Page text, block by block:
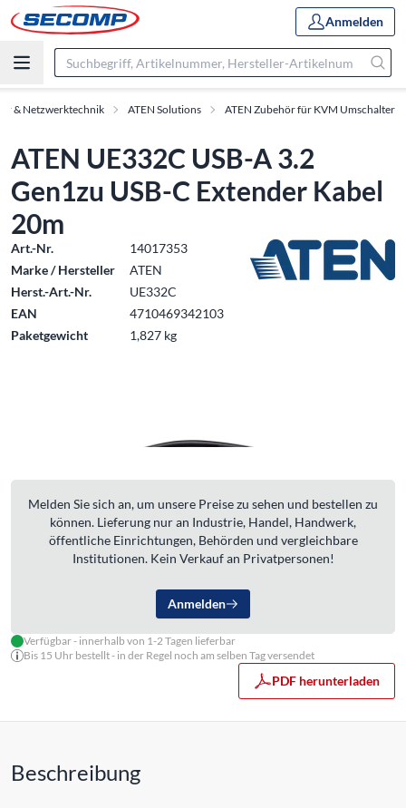
Anmelden
& Netzwerktechnik ATEN Solutions ATEN Zubehör für KVM Umschalter
ATEN UE332C USB-A 3.2
Gen1zu USB-C Extender Kabel
20m
Art.-Nr.
14017353
Marke / Hersteller
ATEN
Herst.-Art.-Nr.
UE332C
EAN
4710469342103
Paketgewicht
1,827 kg
Melden Sie sich an, um unsere Preise zu sehen und bestellen zu
können. Lieferung nur an Industrie, Handel, Handwerk,
öffentliche Einrichtungen, Behörden und vergleichbare
Institutionen. Kein Verkauf an Privatpersonen!
Anmelden
Verfügbar - innerhalb von 1-2 Tagen lieferbar
Bis 15 Uhr bestellt - in der Regel noch am selben Tag versendet
PDF herunterladen
Beschreibung